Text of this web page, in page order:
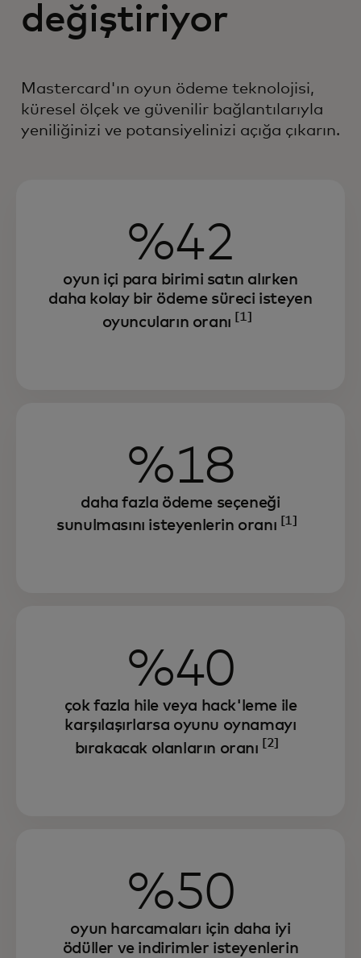
değiştiriyor
Mastercard'ın oyun ödeme teknolojisi,
küresel ölçek ve güvenilir bağlantılarıyla
yeniliğinizi ve potansiyelinizi açığa çıkarın.
%42
oyun içi para birimi satın alırken
daha kolay bir ödeme süreci isteyen
oyuncuların oranı [1]
%18
daha fazla ödeme seçeneği
sunulmasını isteyenlerin oranı [1]
%40
çok fazla hile veya hack'leme ile
karşılaşırlarsa oyunu oynamayı
bırakacak olanların oranı [2]
%50
oyun harcamaları için daha iyi
ödüller ve indirimler isteyenlerin